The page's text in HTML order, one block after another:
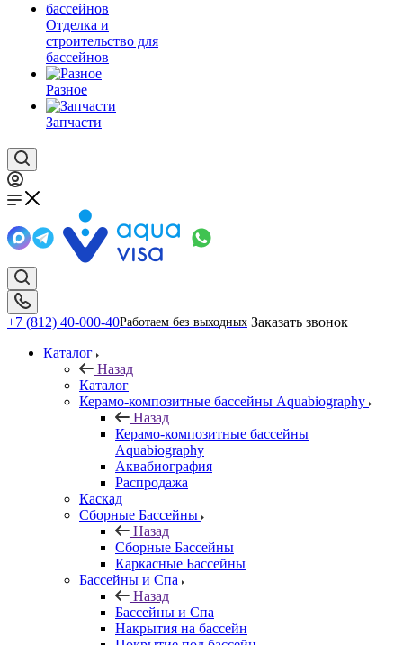
Отделка и
строительство для
бассейнов
Разное
Запчасти
+7 (812) 40-000-40Работаем без выходных Заказать звонок
Каталог
Назад
Каталог
Керамо-композитные бассейны Aquabiography
Назад
Керамо-композитные бассейны
Aquabiography
Аквабиография
Распродажа
Каскад
Сборные Бассейны
Назад
Сборные Бассейны
Каркасные Бассейны
Бассейны и Спа
Назад
Бассейны и Спа
Накрытия на бассейн